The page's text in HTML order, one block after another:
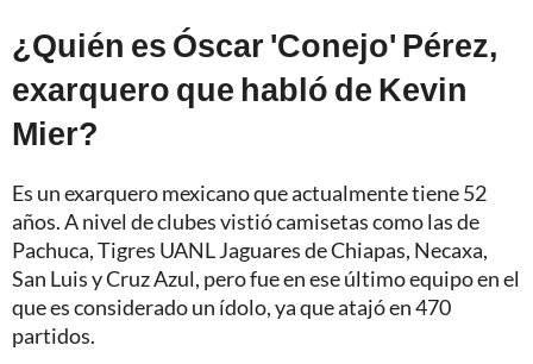
¿Quién es Óscar 'Conejo' Pérez,
exarquero que habló de Kevin
Mier?
Es un exarquero mexicano que actualmente tiene 52
años. A nivel de clubes vistió camisetas como las de
Pachuca, Tigres UANL Jaguares de Chiapas, Necaxa,
San Luis y Cruz Azul, pero fue en ese último equipo en el
que es considerado un ídolo, ya que atajó en 470
partidos.